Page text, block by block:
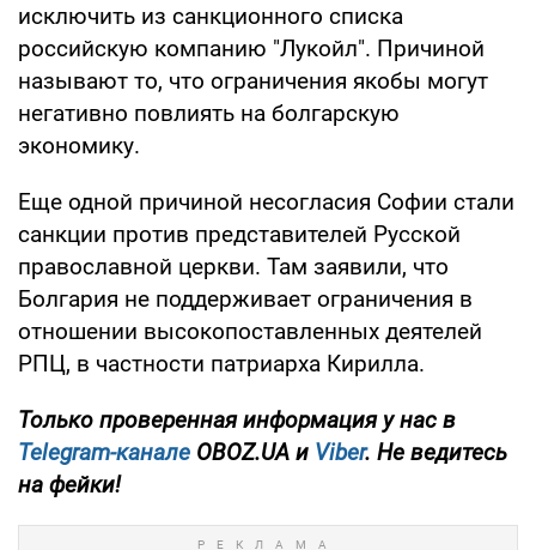
исключить из санкционного списка
российскую компанию "Лукойл". Причиной
называют то, что ограничения якобы могут
негативно повлиять на болгарскую
экономику.
Еще одной причиной несогласия Софии стали
санкции против представителей Русской
православной церкви. Там заявили, что
Болгария не поддерживает ограничения в
отношении высокопоставленных деятелей
РПЦ, в частности патриарха Кирилла.
Только проверенная информация у нас в
Telegram-канале OBOZ.UA и Viber. Не ведитесь
на фейки!